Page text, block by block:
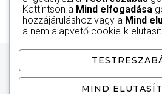
Kattintson a Mind elfogadása
hozzájáruláshoz vagy a Mind
a nem alapvető cookie-k
MIND